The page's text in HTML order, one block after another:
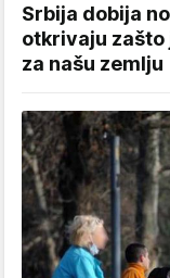
Srbija dobija
otkrivaju zašto
za našu zemlju